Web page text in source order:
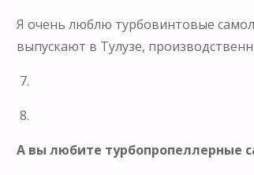
Я очень люблю турбовинтовые
выпускают в Тулузе,
7.
8.
А вы любите турбопропеллерные